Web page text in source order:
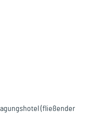
(fließender